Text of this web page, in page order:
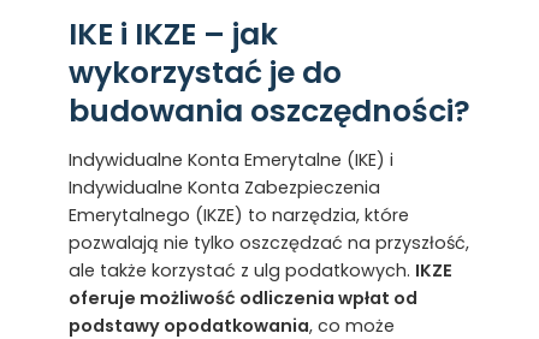
IKE i IKZE – jak
wykorzystać je do
budowania oszczędności?
Indywidualne Konta Emerytalne (IKE) i
Indywidualne Konta Zabezpieczenia
Emerytalnego (IKZE) to narzędzia, które
pozwalają nie tylko oszczędzać na przyszłość,
ale także korzystać z ulg podatkowych. IKZE
oferuje możliwość odliczenia wpłat od
podstawy opodatkowania, co może